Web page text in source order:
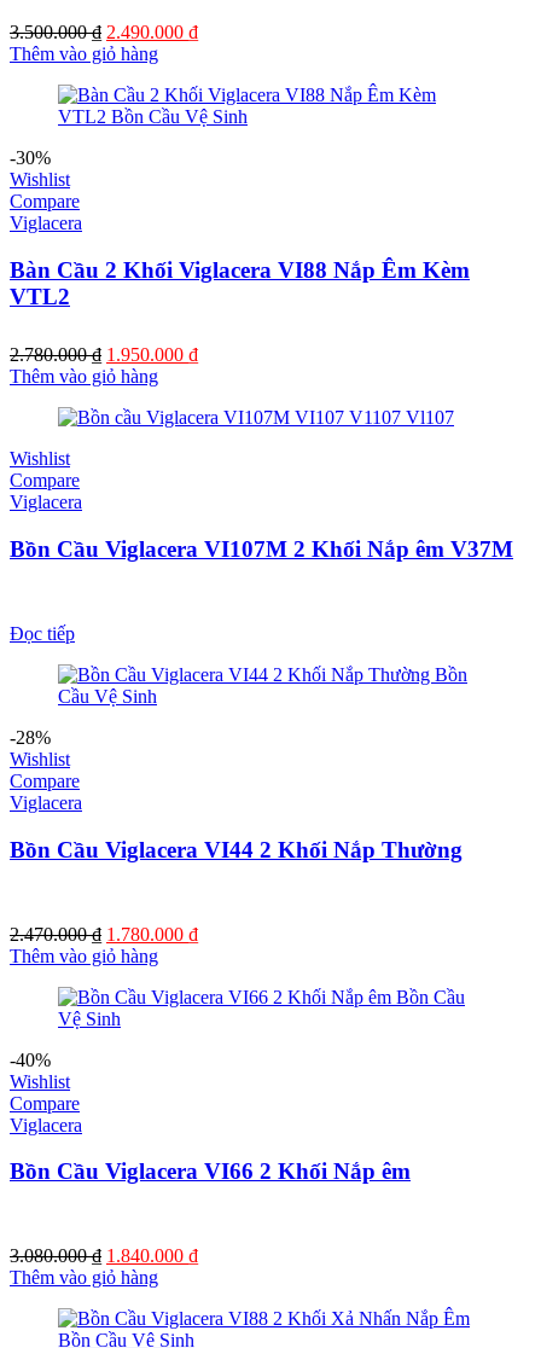
3.500.000₫ Giá
gốc
3.500.000 ₫.
2.490.000 ₫Giá
là:
2.490.000 ₫.
Thêm vào giỏ hàng
-30%
Wishlist
Compare
Viglacera
Bàn Cầu 2 Khối Viglacera VI88 Nắp Êm Kèm
VTL2
2.780.000₫ Giá
gốc
2.780.000 ₫.
1.950.000 ₫Giá
là:
Thêm vào giỏ hàng
Wishlist
Compare
Viglacera
Bồn Cầu Viglacera VI107M 2 Khối Nắp êm V37M
Đọc tiếp
-28%
Wishlist
Compare
Viglacera
Bồn Cầu Viglacera VI44 2 Khối Nắp Thường
2.470.000₫ Giá
gốc
2.470.000 ₫.
1.780.000 ₫Giá
là:
Thêm vào giỏ hàng
-40%
Wishlist
Compare
Viglacera
Bồn Cầu Viglacera VI66 2 Khối Nắp êm
3.080.000₫ Giá
gốc
3.080.000 ₫.
1.840.000 ₫Giá
là:
Thêm vào giỏ hàng